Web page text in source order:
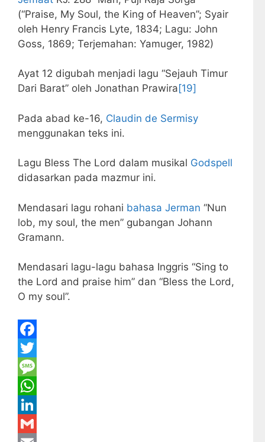
(“Praise, My Soul, the King of Heaven”; Syair
oleh Henry Francis Lyte, 1834; Lagu: John
Goss, 1869; Terjemahan: Yamuger, 1982)
Ayat 12 digubah menjadi lagu “Sejauh Timur
Dari Barat” oleh Jonathan Prawira [19]
Pada abad ke-16, Claudin de Sermisy
menggunakan teks ini.
Lagu Bless The Lord dalam musikal Godspell
didasarkan pada mazmur ini.
Mendasari lagu rohani bahasa Jerman “Nun
lob, my soul, the men” gubangan Johann
Gramann.
Mendasari lagu-lagu bahasa Inggris “Sing to
the Lord and praise him” dan “Bless the Lord,
O my soul”.
F
a
c
e
b
T
w
t
M
e
s
W
h
L